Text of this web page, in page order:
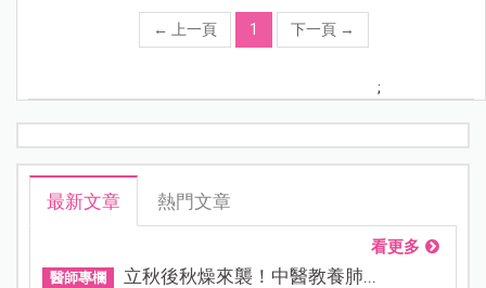
← 上一頁 1 下一頁 →
;
最新文章 熱門文章
看更多
醫師專欄 立秋後秋燥來襲！中醫教養肺...